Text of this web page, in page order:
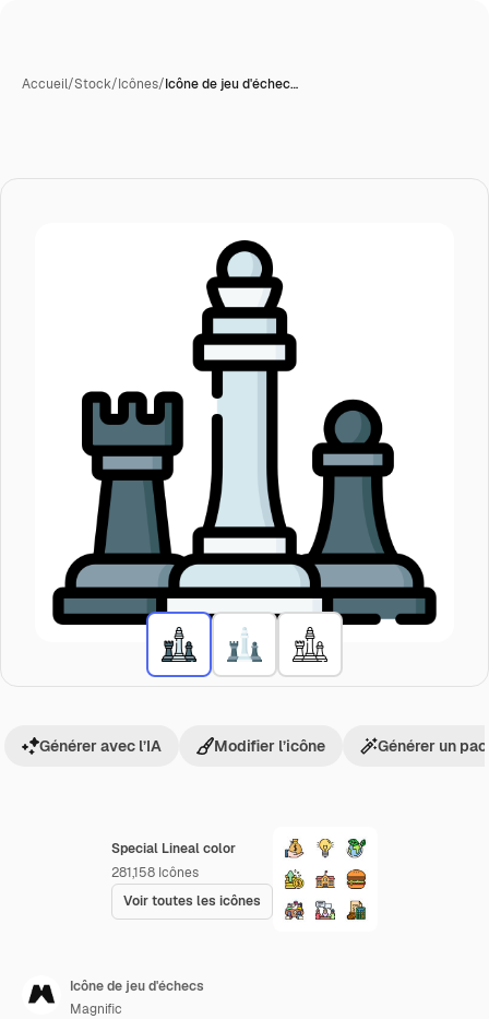
Accueil/Stock/Icônes/Icône de jeu d'échec…
Special Lineal color
281,158 Icônes
Voir toutes les icônes
Générer avec l’IA Modifier l’icône Générer un
Icône de jeu d'échecs
Magnific